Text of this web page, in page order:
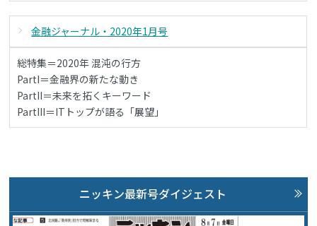
金融ジャーナル・2020年1月号
総特集＝2020年 混沌の行方
PartI＝金融界の新たな動き
PartII＝未来を拓くキーワード
PartIII＝ITトップが語る「展望」
ニッキン最新号ダイジェスト